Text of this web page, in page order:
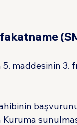
maddesinin 3.